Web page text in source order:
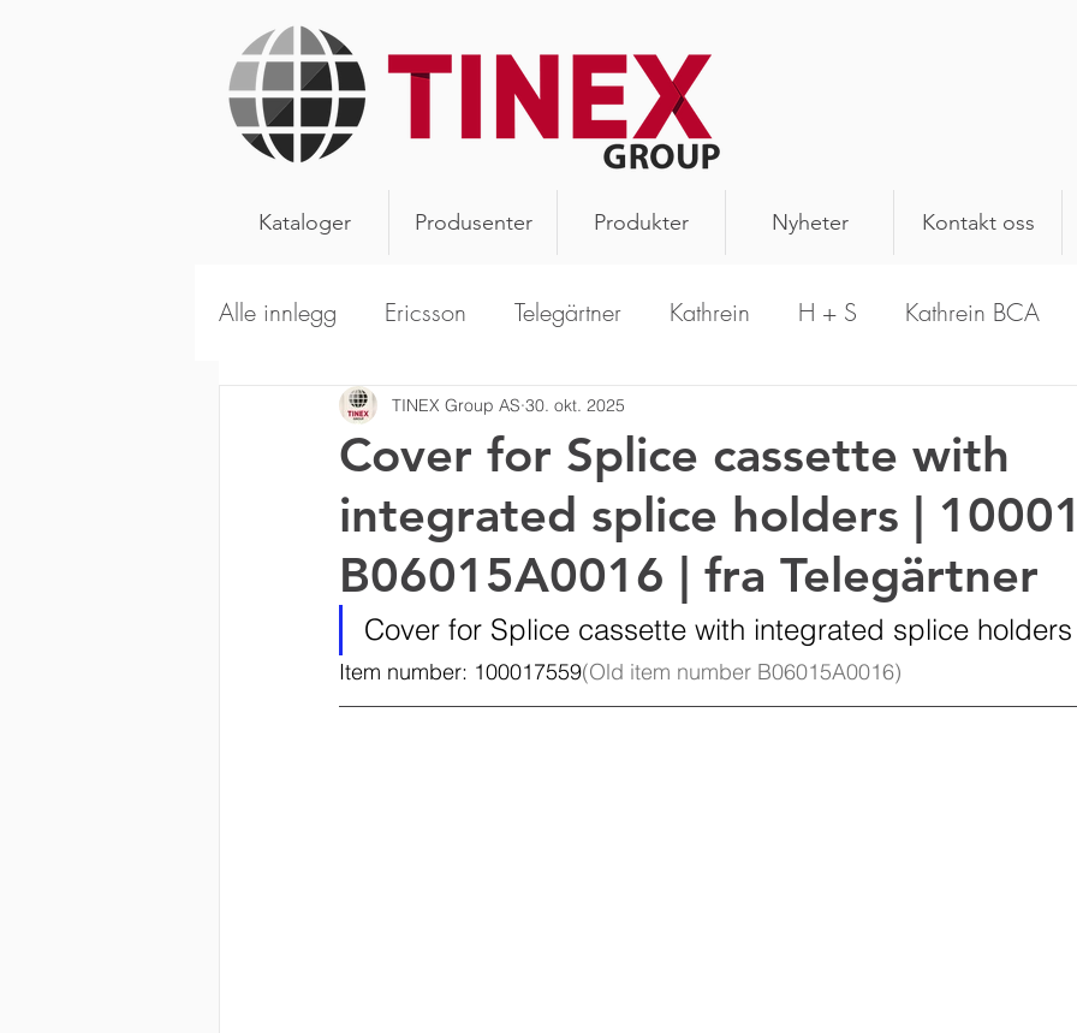
Kataloger Produsenter Produkter Nyheter Kontakt oss
Alle innlegg Ericsson Telegärtner Kathrein H + S Kathrein BCA
Alpha Wireless Aerials PrecisionWave
Kathrein Broadcast Scan Antenna Aerial Oy Kathrein Solutions
Kathrein DS EUPEN Kathrein Digital Systems Aldena Dual B
Cover for Splice cassette with
integrated splice holders |
B06015A0016 | fra Telegärtner
TINEX Group AS 30. okt. 2025
Cover for Splice cassette with integrated splice holders
Item number: 100017559(Old item number B06015A0016)